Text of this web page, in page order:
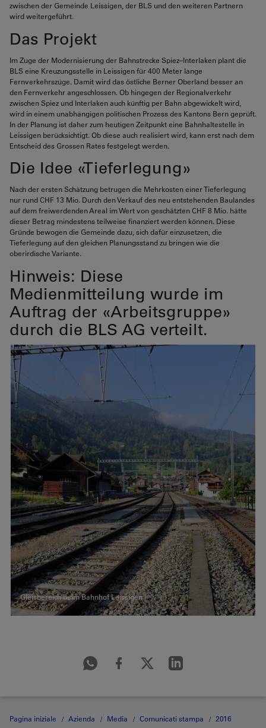
zwischen der Gemeinde Leissigen, der BLS und den weiteren Partnern
wird weitergeführt.
Das Projekt
Im Zuge der Modernisierung der Bahnstrecke Spiez–Interlaken plant die
BLS eine Kreuzungsstelle in Leissigen für 400 Meter lange
Fernverkehrszüge. Damit wird das östliche Berner Oberland besser an
den Fernverkehr angeschlossen. Ob hingegen der Regionalverkehr
zwischen Spiez und Interlaken auch künftig per Bahn abgewickelt wird,
wird in einem unabhängigen politischen Prozess des Kantons Bern geprüft.
In der Planung ist daher zum heutigen Zeitpunkt eine Bahnhaltestelle in
Leissigen berücksichtigt. Ob diese auch realisiert wird, kann erst nach dem
Entscheid des Grossen Rates festgelegt werden.
Die Idee «Tieferlegung»
Nach der ersten Schätzung betrugen die Mehrkosten einer Tieferlegung
nur rund CHF 13 Mio. Durch den Verkauf des neu entstehenden Baulandes
auf dem freiwerdenden Areal im Wert von geschätzten CHF 8 Mio. hätte
dieser Betrag mindestens teilweise finanziert werden können. Diese
Gründe bewogen die Gemeinde dazu, sich dafür einzusetzen, die
Tieferlegung auf den gleichen Planungsstand zu bringen wie die
oberirdische Variante.
Hinweis: Diese
Medienmitteilung wurde im
Auftrag der «Arbeitsgruppe»
durch die BLS AG verteilt.
Gleisbereich beim Bahnhof Leissigen
Pagina iniziale Azienda Media Comunicati stampa 2016